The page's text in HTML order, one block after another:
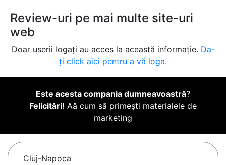
Review-uri pe mai multe site-uri
web
Doar userii logați au acces la această informație. Da-
ți click aici pentru a vă loga.
Este acesta compania dumneavoastră?
Felicitări! Aă cum să primești materialele de
marketing
Cluj-Napoca